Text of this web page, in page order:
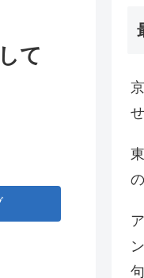
して